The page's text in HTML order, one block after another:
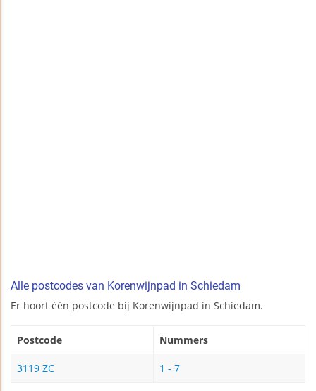
Alle postcodes van Korenwijnpad in Schiedam
Er hoort één postcode bij Korenwijnpad in Schiedam.
Postcode Nummers
3119 ZC 1 - 7